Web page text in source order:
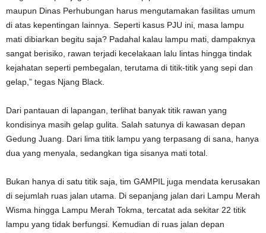
maupun Dinas Perhubungan harus mengutamakan fasilitas umum
di atas kepentingan lainnya. Seperti kasus PJU ini, masa lampu
mati dibiarkan begitu saja? Padahal kalau lampu mati, dampaknya
sangat berisiko, rawan terjadi kecelakaan lalu lintas hingga tindak
kejahatan seperti pembegalan, terutama di titik-titik yang sepi dan
gelap,” tegas Njang Black.
Dari pantauan di lapangan, terlihat banyak titik rawan yang
kondisinya masih gelap gulita. Salah satunya di kawasan depan
Gedung Juang. Dari lima titik lampu yang terpasang di sana, hanya
dua yang menyala, sedangkan tiga sisanya mati total.
Bukan hanya di satu titik saja, tim GAMPIL juga mendata kerusakan
di sejumlah ruas jalan utama. Di sepanjang jalan dari Lampu Merah
Wisma hingga Lampu Merah Tokma, tercatat ada sekitar 22 titik
lampu yang tidak berfungsi. Kemudian di ruas jalan depan